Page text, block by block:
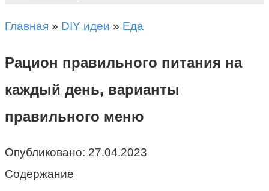
Главная » DIY идеи » Еда
Рацион правильного питания на
каждый день, варианты
правильного меню
Опубликовано: 27.04.2023
Содержание